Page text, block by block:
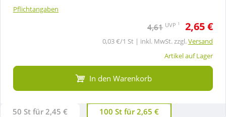
Pflichtangaben
4,61 UVP 1 2,65 €
0,03 €/1 St | inkl. MwSt. zzgl.Versand
Artikel auf Lager
In den Warenkorb
50 St für 2,45 € 100 St für 2,65 €